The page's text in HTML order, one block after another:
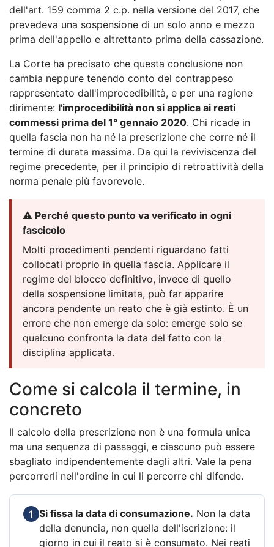
dell'art. 159 comma 2 c.p. nella versione del 2017, che
prevedeva una sospensione di un solo anno e mezzo
prima dell'appello e altrettanto prima della cassazione.
La Corte ha precisato che questa conclusione non
cambia neppure tenendo conto del contrappeso
rappresentato dall'improcedibilità, e per una ragione
dirimente: l'improcedibilità non si applica ai reati
commessi prima del 1° gennaio 2020. Chi ricade in
quella fascia non ha né la prescrizione che corre né il
termine di durata massima. Da qui la reviviscenza del
regime precedente, per il principio di retroattività della
norma penale più favorevole.
⚠️ Perché questo punto va verificato in ogni
fascicolo
Molti procedimenti pendenti riguardano fatti
collocati proprio in quella fascia. Applicare il
regime del blocco definitivo, invece di quello
della sospensione limitata, può far apparire
ancora pendente un reato che è già estinto. È un
errore che non emerge da solo: emerge solo se
qualcuno confronta la data del fatto con la
disciplina applicata.
Come si calcola il termine, in
concreto
Il calcolo della prescrizione non è una formula unica
ma una sequenza di passaggi, e ciascuno può essere
sbagliato indipendentemente dagli altri. Vale la pena
percorrerli nell'ordine in cui li percorre chi difende.
1 Si fissa la data di consumazione. Non la data
della denuncia, non quella dell'iscrizione: il
giorno in cui il reato si è consumato. Nei reati